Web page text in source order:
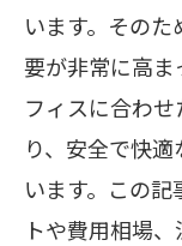
います。その
要が非常に高ま
フィスに合わ
り、安全で快
います。この
トや費用相場